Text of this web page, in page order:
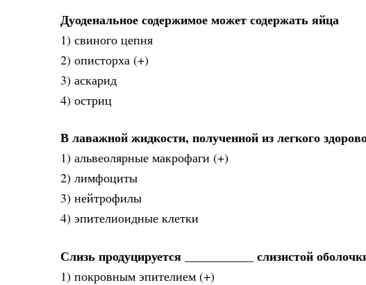
Дуоденальное содержимое может содержать яйца
1) свиного цепня
2) описторха (+)
3) аскарид
4) остриц
В лаважной жидкости, полученной из легкого
1) альвеолярные макрофаги (+)
2) лимфоциты
3) нейтрофилы
4) эпителиоидные клетки
Слизь продуцируется ___________ слизистой
1) покровным эпителием (+)